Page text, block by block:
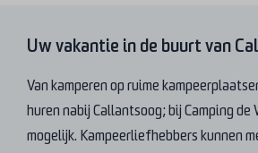
Uw vakantie in de buurt van
Van kamperen op ruime
huren nabij Callantsoog; bij Camping
mogelijk. Kampeerliefhebbers kunnen